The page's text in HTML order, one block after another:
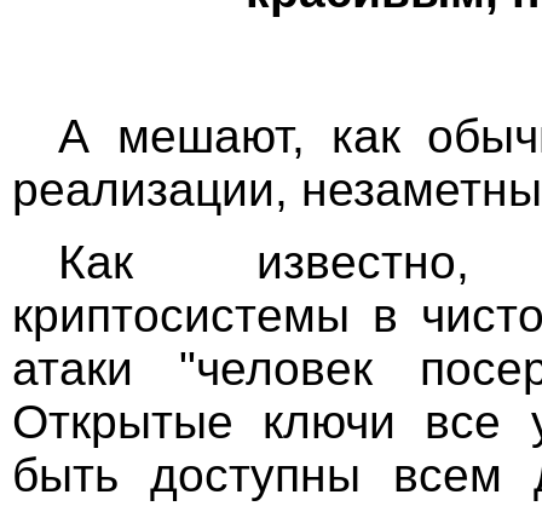
А мешают, как
реализации,
Как известно,
криптосистемы в
атаки "человек
Открытые ключи все
быть доступны всем